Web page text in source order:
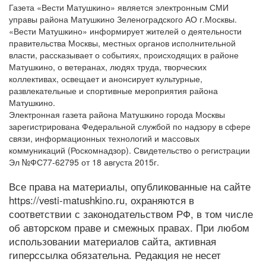
Газета «Вести Матушкино» является электронным СМИ
управы района Матушкино Зеленоградского АО г.Москвы.
«Вести Матушкино» информирует жителей о деятельности
правительства Москвы, местных органов исполнительной
власти, рассказывает о событиях, происходящих в районе
Матушкино, о ветеранах, людях труда, творческих
коллективах, освещает и анонсирует культурные,
развлекательные и спортивные мероприятия района
Матушкино.
Электронная газета района Матушкино города Москвы
зарегистрирована Федеральной службой по надзору в сфере
связи, информационных технологий и массовых
коммуникаций (Роскомнадзор). Свидетельство о регистрации
Эл №ФС77-62795 от 18 августа 2015г.
Все права на материалы, опубликованные на сайте
https://vesti-matushkino.ru, охраняются в
соответствии с законодательством РФ, в том числе
об авторском праве и смежных правах. При любом
использовании материалов сайта, активная
гиперссылка обязательна. Редакция не несет